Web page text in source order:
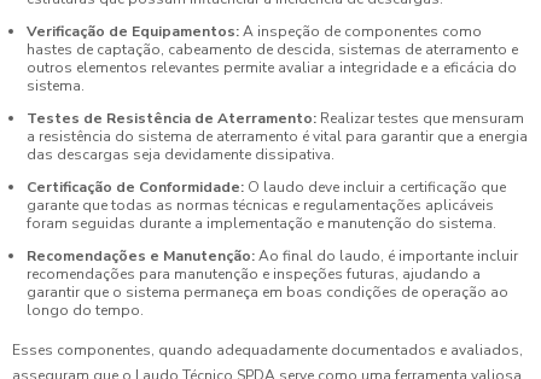
Verificação de Equipamentos:A inspeção de componentes como
hastes de captação, cabeamento de descida, sistemas de aterramento e
outros elementos relevantes permite avaliar a integridade e a eficácia do
sistema.
Testes de Resistência de Aterramento: Realizar testes que mensuram
a resistência do sistema de aterramento é vital para garantir que a energia
das descargas seja devidamente dissipativa.
Certificação de Conformidade: O laudo deve incluir a certificação que
garante que todas as normas técnicas e regulamentações aplicáveis
foram seguidas durante a implementação e manutenção do sistema.
Recomendações e Manutenção:Ao final do laudo, é importante incluir
recomendações para manutenção e inspeções futuras, ajudando a
garantir que o sistema permaneça em boas condições de operação ao
longo do tempo.
Esses componentes, quando adequadamente documentados e avaliados,